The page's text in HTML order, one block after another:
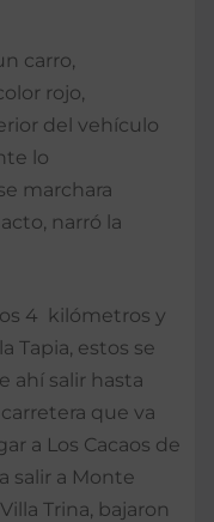
carro,
rojo,
del vehículo
lo
marchara
narró la
4 kilómetros y
Tapia, estos se
ahí salir hasta
que va
a Los Cacaos de
salir a Monte
Trina, bajaron